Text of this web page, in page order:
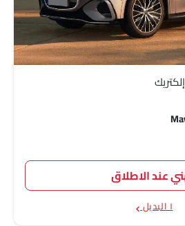
عند الاطلاق
١ البديل